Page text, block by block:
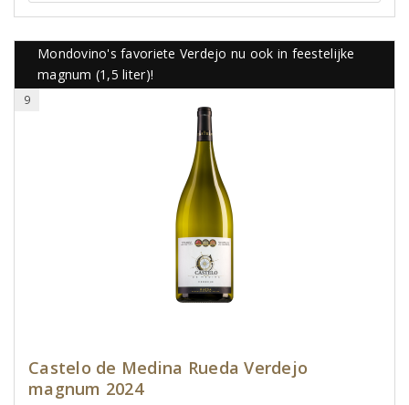
Mondovino's favoriete Verdejo nu ook in feestelijke
magnum (1,5 liter)!
9
Castelo de Medina Rueda Verdejo
magnum 2024